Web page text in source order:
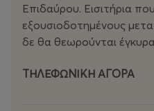
Η Εθνική Λυρική Σκηνή
Επιδαύρου. Εισιτήρια
εξουσιοδοτημένους
δε θα θεωρούνται
ΤΗΛΕΦΩΝΙΚΗ ΑΓΟΡΑ